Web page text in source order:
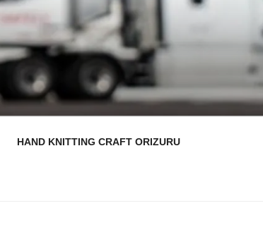
HAND KNITTING CRAFT ORIZURU